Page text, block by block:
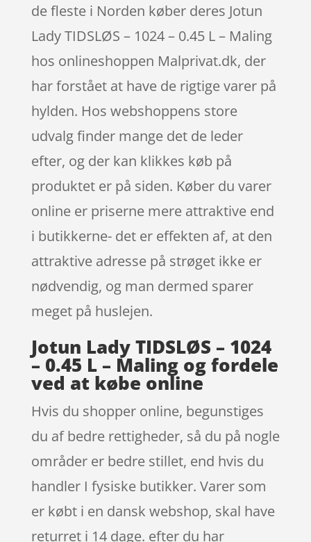
de fleste i Norden køber deres Jotun
Lady TIDSLØS – 1024 – 0.45 L – Maling
hos onlineshoppen Malprivat.dk, der
har forstået at have de rigtige varer på
hylden. Hos webshoppens store
udvalg finder mange det de leder
efter, og der kan klikkes køb på
produktet er på siden. Køber du varer
online er priserne mere attraktive end
i butikkerne- det er effekten af, at den
attraktive adresse på strøget ikke er
nødvendig, og man dermed sparer
meget på huslejen.
Jotun Lady TIDSLØS – 1024
– 0.45 L – Maling og fordele
ved at købe online
Hvis du shopper online, begunstiges
du af bedre rettigheder, så du på nogle
områder er bedre stillet, end hvis du
handler I fysiske butikker. Varer som
er købt i en dansk webshop, skal have
returret i 14 dage. efter du har